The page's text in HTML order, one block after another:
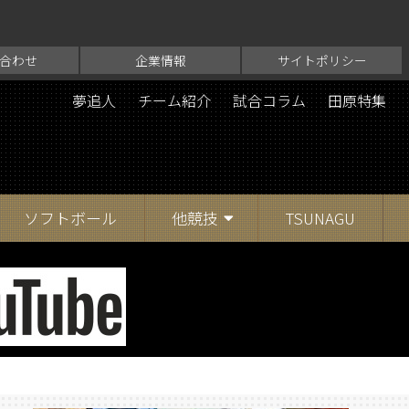
わせ 企業情報 サイトポリシー
夢追人 チーム紹介 試合コラム 田原特集
ソフトボール 他競技 TSUNAGU